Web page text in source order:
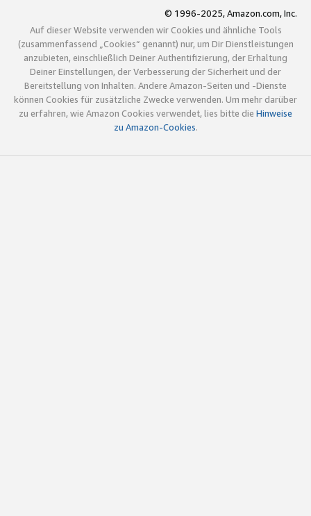
© 1996-2025, Amazon.com, Inc.
Auf dieser Website verwenden wir Cookies und ähnliche Tools
(zusammenfassend „Cookies“ genannt) nur, um Dir Dienstleistungen
anzubieten, einschließlich Deiner Authentifizierung, der Erhaltung
Deiner Einstellungen, der Verbesserung der Sicherheit und der
Bereitstellung von Inhalten. Andere Amazon-Seiten und -Dienste
können Cookies für zusätzliche Zwecke verwenden. Um mehr darüber
zu erfahren, wie Amazon Cookies verwendet, lies bitte die Hinweise
zu Amazon-Cookies.